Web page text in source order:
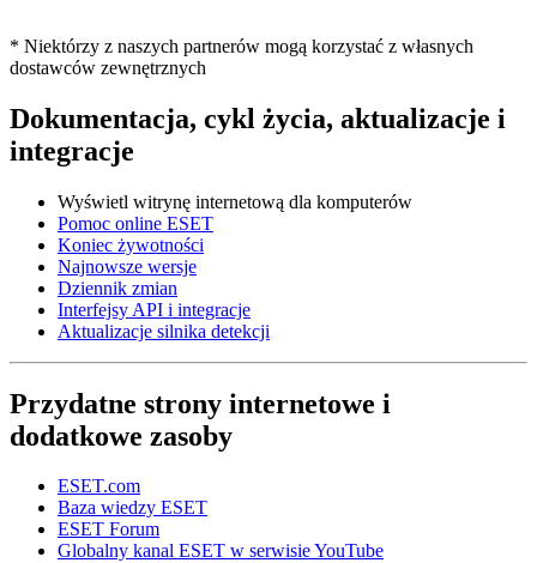
* Niektórzy z naszych partnerów mogą korzystać z własnych
dostawców zewnętrznych
Dokumentacja, cykl życia, aktualizacje i
integracje
Wyświetl witrynę internetową dla komputerów
Pomoc online ESET
Koniec żywotności
Najnowsze wersje
Dziennik zmian
Interfejsy API i integracje
Aktualizacje silnika detekcji
Przydatne strony internetowe i
dodatkowe zasoby
ESET.com
Baza wiedzy ESET
ESET Forum
Globalny kanal ESET w serwisie YouTube